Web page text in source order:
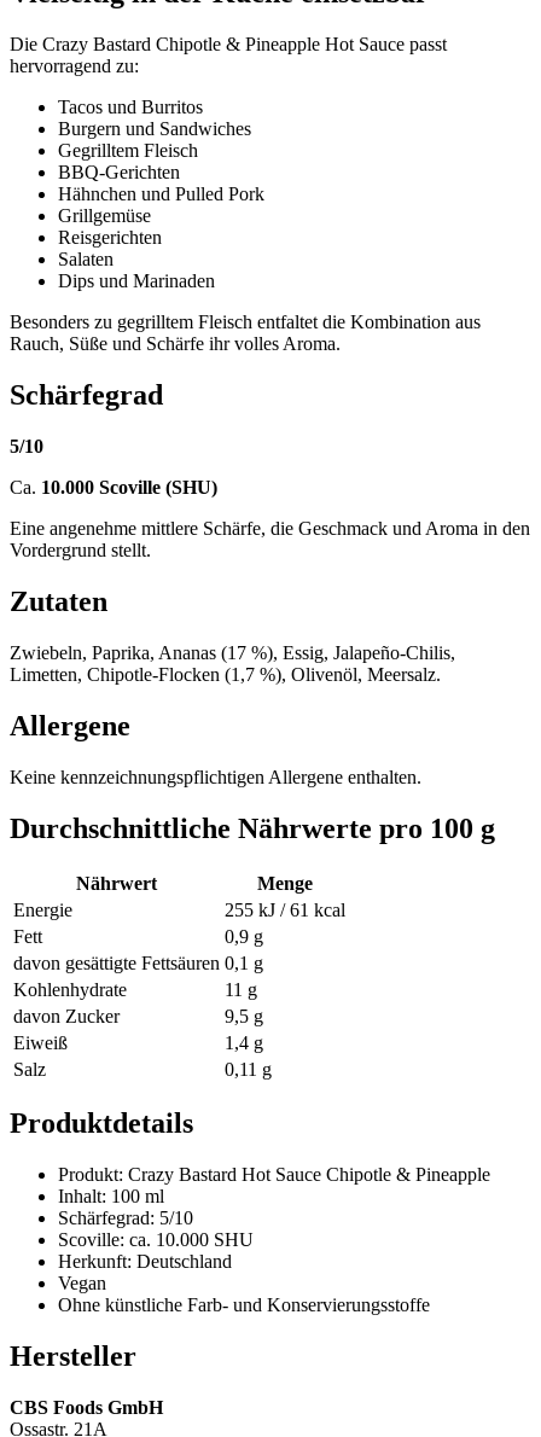
Die Crazy Bastard Chipotle & Pineapple Hot Sauce passt
hervorragend zu:
Tacos und Burritos
Burgern und Sandwiches
Gegrilltem Fleisch
BBQ-Gerichten
Hähnchen und Pulled Pork
Grillgemüse
Reisgerichten
Salaten
Dips und Marinaden
Besonders zu gegrilltem Fleisch entfaltet die Kombination aus
Rauch, Süße und Schärfe ihr volles Aroma.
Schärfegrad
5/10
Ca. 10.000 Scoville (SHU)
Eine angenehme mittlere Schärfe, die Geschmack und Aroma in den
Vordergrund stellt.
Zutaten
Zwiebeln, Paprika, Ananas (17 %), Essig, Jalapeño-Chilis,
Limetten, Chipotle-Flocken (1,7 %), Olivenöl, Meersalz.
Allergene
Keine kennzeichnungspflichtigen Allergene enthalten.
Durchschnittliche Nährwerte pro 100 g
Nährwert
Menge
Energie
255 kJ / 61 kcal
Fett
0,9 g
davon gesättigte Fettsäuren 0,1 g
Kohlenhydrate
11 g
davon Zucker
9,5 g
Eiweiß
1,4 g
Salz
0,11 g
Produktdetails
Produkt: Crazy Bastard Hot Sauce Chipotle & Pineapple
Inhalt: 100 ml
Schärfegrad: 5/10
Scoville: ca. 10.000 SHU
Herkunft: Deutschland
Vegan
Ohne künstliche Farb- und Konservierungsstoffe
Hersteller
CBS Foods GmbH
Ossastr. 21A